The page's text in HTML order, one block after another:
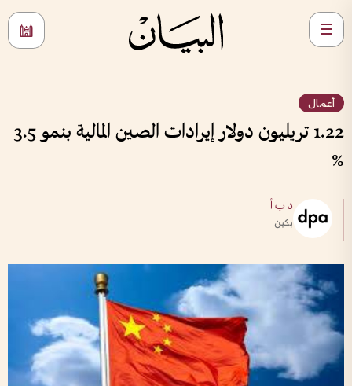
أعمال
1.22 تريليون دولار إيرادات الصين المالية بنمو 3.5
%
د ب أ
بكين